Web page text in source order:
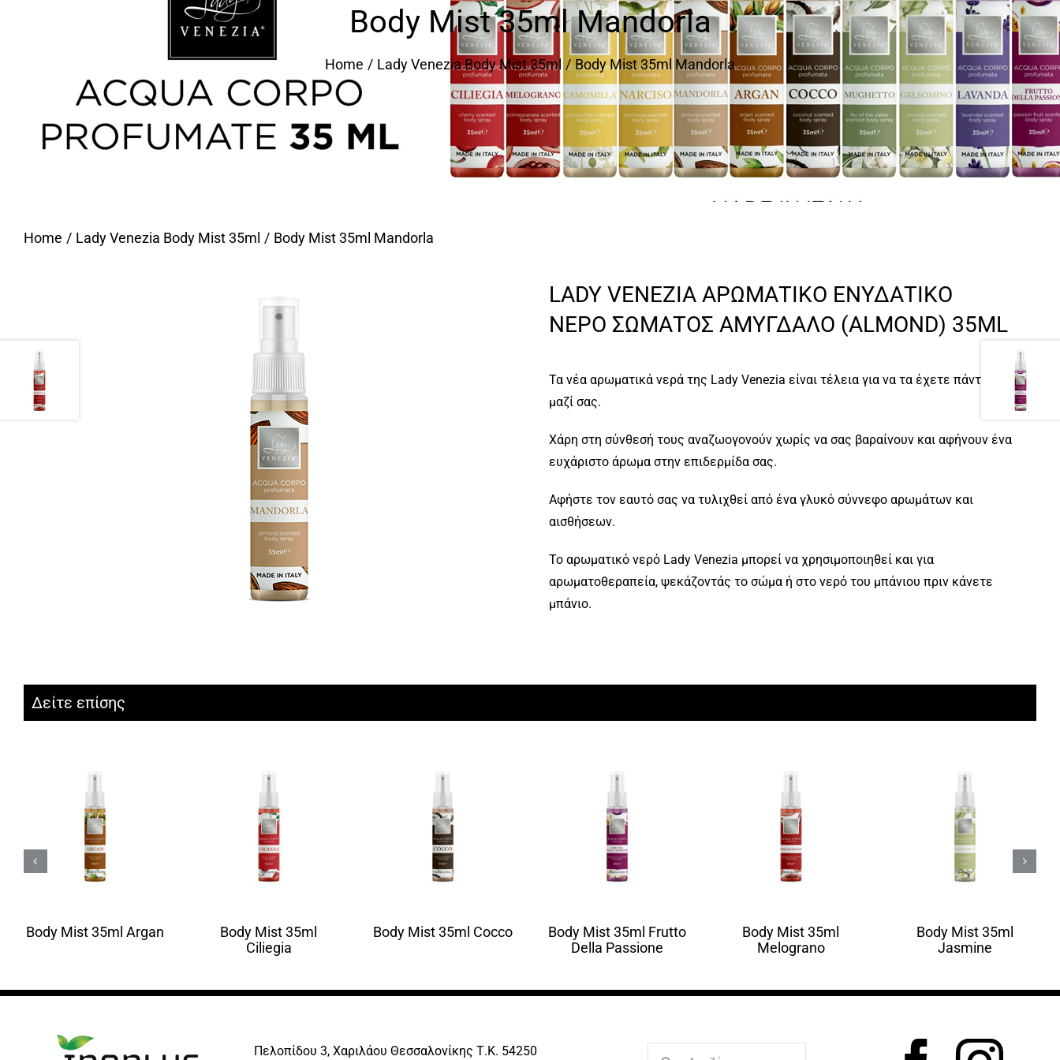
Body Mist 35ml Mandorla
Home Lady Venezia Body Mist 35ml Body Mist 35ml Mandorla
Home Lady Venezia Body Mist 35ml Body Mist 35ml Mandorla
LADY VENEZIA ΑΡΩΜΑΤΙΚΟ ΕΝΥΔΑΤΙΚΟ
ΝΕΡΟ ΣΩΜΑΤΟΣ ΑΜΥΓΔΑΛΟ (ALMOND) 35ML
Τα νέα αρωματικά νερά της Lady Venezia είναι τέλεια για να τα έχετε πάντα
μαζί σας.
Χάρη στη σύνθεσή τους αναζωογονούν χωρίς να σας βαραίνουν και αφήνουν ένα
ευχάριστο άρωμα στην επιδερμίδα σας.
Αφήστε τον εαυτό σας να τυλιχθεί από ένα γλυκό σύννεφο αρωμάτων και
αισθήσεων.
Το αρωματικό νερό Lady Venezia μπορεί να χρησιμοποιηθεί και για
αρωματοθεραπεία, ψεκάζοντάς το σώμα ή στο νερό του μπάνιου πριν κάνετε
μπάνιο.
Δείτε επίσης
Body Mist 35ml Argan
Body Mist 35ml
Ciliegia
Body Mist 35ml Cocco
Body Mist 35ml Frutto
Della Passione
Body Mist 35ml
Melograno
Body Mist 35ml
Jasmine
Πελοπίδου 3, Χαριλάου Θεσσαλονίκης Τ.Κ. 54250